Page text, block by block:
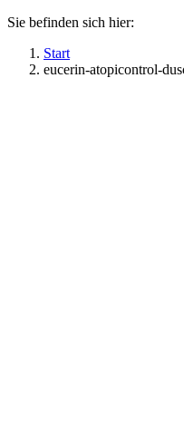
Sie befinden sich hier:
Start
eucerin-atopicontrol-